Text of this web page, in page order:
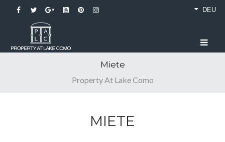
DEU
Miete
Property At Lake Como
MIETE